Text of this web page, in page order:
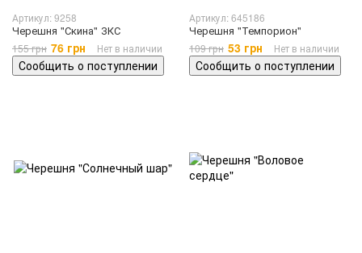
Артикул: 9258
Черешня "Скина" ЗКС
155 грн 76 грн Нет в наличии
Сообщить о поступлении
Артикул: 645186
Черешня "Темпорион"
109 грн 53 грн Нет в наличии
Сообщить о поступлении